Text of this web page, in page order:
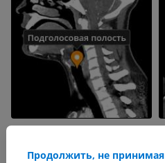
Продолжить, не принимая